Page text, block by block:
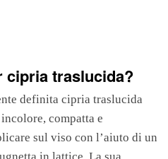
cipria traslucida?
definita cipria traslucida
compatta e
sul viso con l’aiuto di un